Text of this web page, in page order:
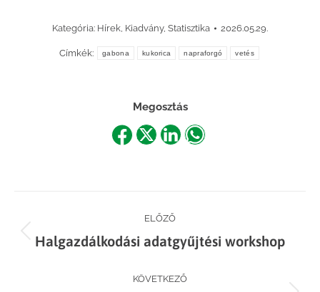
Kategória: Hírek, Kiadvány, Statisztika 2026.05.29.
Címkék: gabona kukorica napraforgó vetés
Megosztás
ShareShareShareShare
navigation
ELŐZŐ
Previous
Halgazdálkodási adatgyűjtési workshop
KÖVETKEZŐ